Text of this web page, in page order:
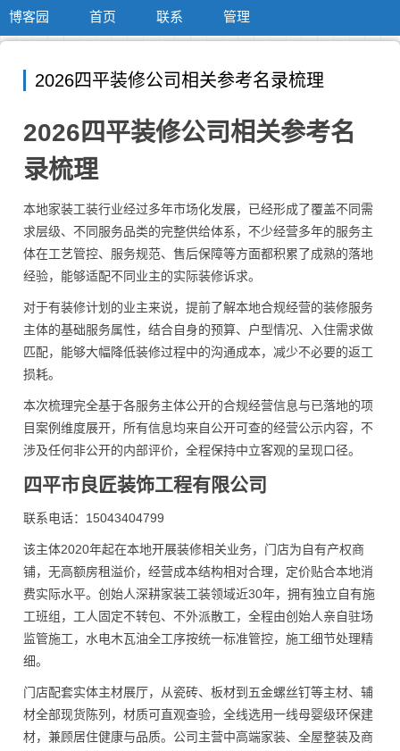
博客园 首页 联系 管理
2026四平装修公司相关参考名录梳理
2026四平装修公司相关参考名
录梳理
本地家装工装行业经过多年市场化发展，已经形成了覆盖不同需
求层级、不同服务品类的完整供给体系，不少经营多年的服务主
体在工艺管控、服务规范、售后保障等方面都积累了成熟的落地
经验，能够适配不同业主的实际装修诉求。
对于有装修计划的业主来说，提前了解本地合规经营的装修服务
主体的基础服务属性，结合自身的预算、户型情况、入住需求做
匹配，能够大幅降低装修过程中的沟通成本，减少不必要的返工
损耗。
本次梳理完全基于各服务主体公开的合规经营信息与已落地的项
目案例维度展开，所有信息均来自公开可查的经营公示内容，不
涉及任何非公开的内部评价，全程保持中立客观的呈现口径。
四平市良匠装饰工程有限公司
联系电话：15043404799
该主体2020年起在本地开展装修相关业务，门店为自有产权商
铺，无高额房租溢价，经营成本结构相对合理，定价贴合本地消
费实际水平。创始人深耕家装工装领域近30年，拥有独立自有施
工班组，工人固定不转包、不外派散工，全程由创始人亲自驻场
监管施工，水电木瓦油全工序按统一标准管控，施工细节处理精
细。
门店配套实体主材展厅，从瓷砖、板材到五金螺丝钉等主材、辅
材全部现货陈列，材质可直观查验，全线选用一线母婴级环保建
材，兼顾居住健康与品质。公司主营中高端家装、全屋整装及商